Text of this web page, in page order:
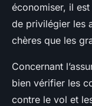
économiser, il
de privilégier les
chères que les
Concernant
bien vérifier les
contre le vol et